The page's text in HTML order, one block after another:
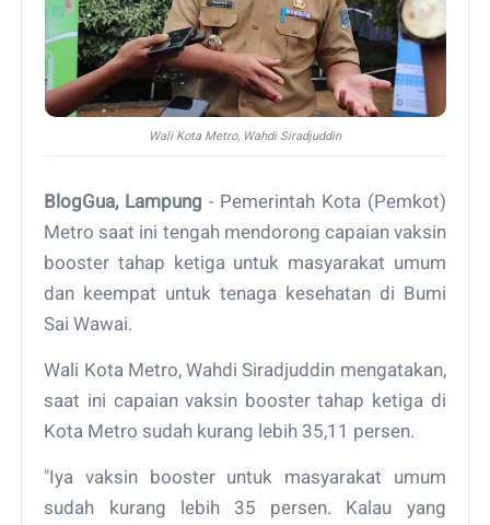
Wali Kota Metro, Wahdi Siradjuddin
BlogGua, Lampung - Pemerintah Kota (Pemkot)
Metro saat ini tengah mendorong capaian vaksin
booster tahap ketiga untuk masyarakat umum
dan keempat untuk tenaga kesehatan di Bumi
Sai Wawai.
Wali Kota Metro, Wahdi Siradjuddin mengatakan,
saat ini capaian vaksin booster tahap ketiga di
Kota Metro sudah kurang lebih 35,11 persen.
"Iya vaksin booster untuk masyarakat umum
sudah kurang lebih 35 persen. Kalau yang